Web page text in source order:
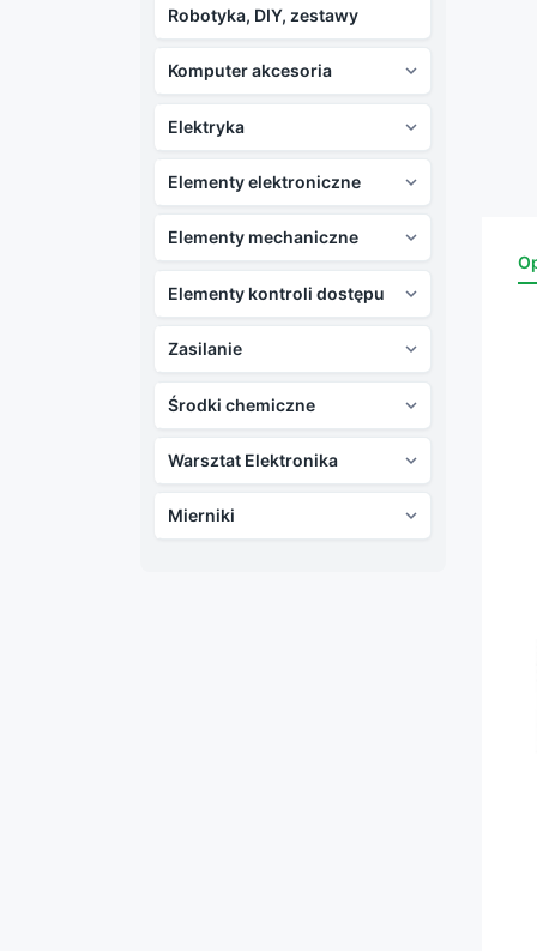
Robotyka, DIY, zestawy
Komputer akcesoria 
Elektryka 
Elementy elektroniczne 
Elementy mechaniczne 
Elementy kontroli dostępu 
Zasilanie 
Środki chemiczne 
Warsztat Elektronika 
Mierniki 